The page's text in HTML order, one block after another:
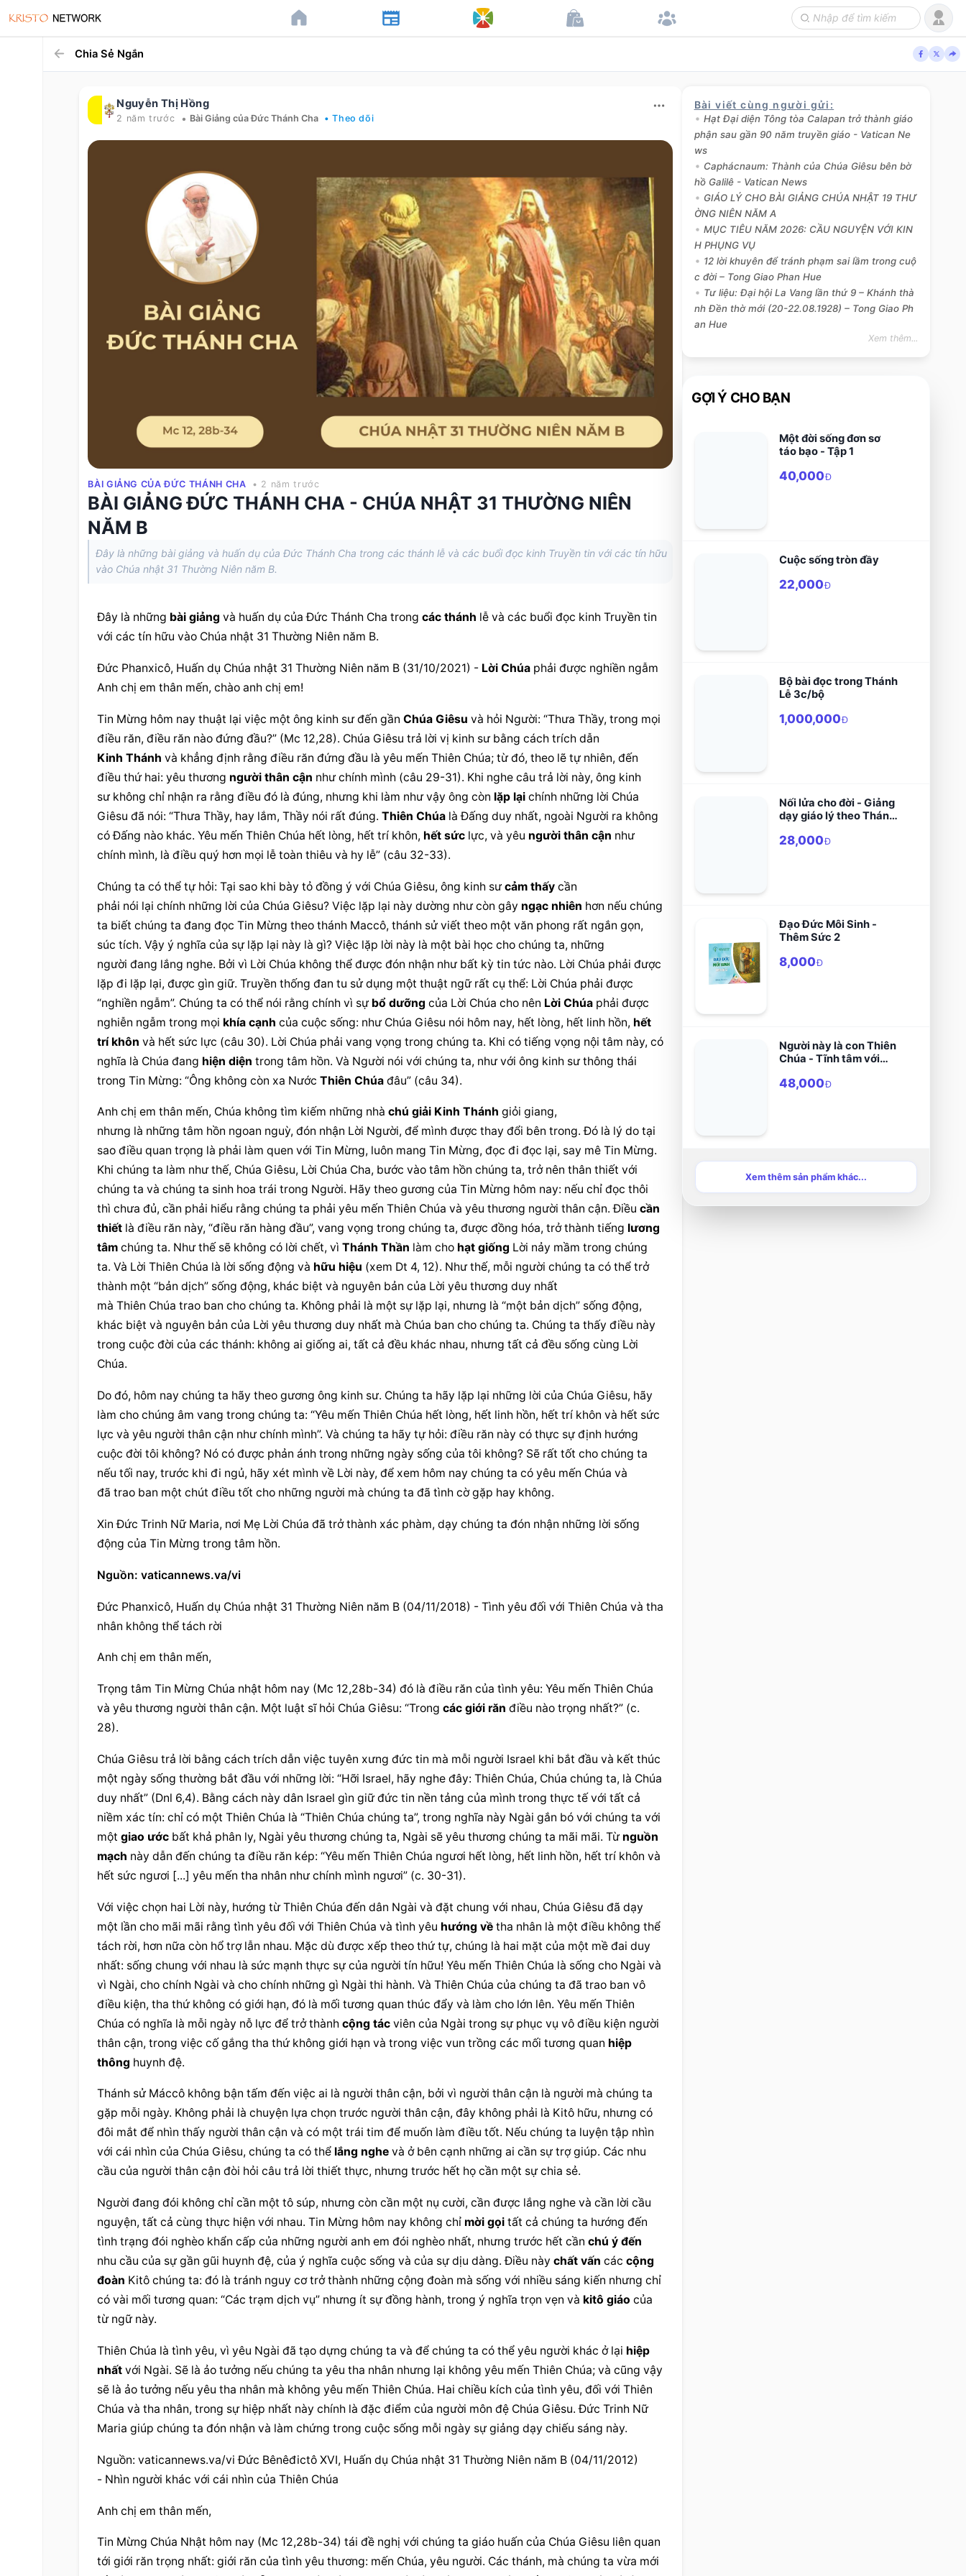
Chia Sẻ Ngắn
Nguyễn Thị Hồng
2 năm trước • Bài Giảng của Đức Thánh Cha • Theo dõi
BÀI GIẢNG CỦA ĐỨC THÁNH CHA • 2 năm trước
BÀI GIẢNG ĐỨC THÁNH CHA - CHÚA NHẬT 31 THƯỜNG NIÊN
NĂM B
Đây là những bài giảng và huấn dụ của Đức Thánh Cha trong các thánh lễ và các buổi đọc kinh Truyền tin với các tín hữu
vào Chúa nhật 31 Thường Niên năm B.
Đây là những bài giảng và huấn dụ của Đức Thánh Cha trong các thánh lễ và các buổi đọc kinh Truyền tin
với các tín hữu vào Chúa nhật 31 Thường Niên năm B.
Đức Phanxicô, Huấn dụ Chúa nhật 31 Thường Niên năm B (31/10/2021) - Lời Chúa phải được nghiền ngẫm
Anh chị em thân mến, chào anh chị em!
Tin Mừng hôm nay thuật lại việc một ông kinh sư đến gần Chúa Giêsu và hỏi Người: “Thưa Thầy, trong mọi
điều răn, điều răn nào đứng đầu?” (Mc 12,28). Chúa Giêsu
Kinh Thánh và khẳng định rằng điều răn đứng đầu là yêu mến Thiên Chúa; từ đó, theo lẽ tự nhiên, đến
điều thứ hai: yêu thương người thân cận như chính mình (câu 29-31). Khi nghe câu trả lời này, ông kinh
sư không chỉ nhận ra rằng điều đó là đúng, nhưng khi làm như vậy ông còn lặp lại chính những lời Chúa
Giêsu đã nói: “Thưa Thầy, hay lắm, Thầy nói rất đúng. Thiên Chúa là Đấng duy nhất, ngoài Người ra không
có Đấng nào khác. Yêu mến Thiên Chúa hết lòng, hết trí khôn, hết sức lực, và yêu người thân cận như
chính mình, là điều quý hơn mọi lễ toàn thiêu và hy lễ” (câu 32-33).
Chúng ta có thể tự hỏi: Tại sao khi bày tỏ đồng ý với Chúa Giêsu, ông kinh sư cảm thấy cần
phải nói lại chính những lời của Chúa Giêsu? Việc lặp lại này dường như còn gây ngạc nhiên hơn nếu chúng
ta biết chúng ta đang đọc Tin Mừng theo thánh Maccô, thánh sử viết theo một văn phong rất ngắn gọn,
súc tích. Vậy ý nghĩa của sự lặp lại này là gì? Việc lặp lời này là một bài học cho chúng ta, những
người đang lắng nghe. Bởi vì Lời Chúa không thể được đón nhận như bất kỳ tin tức nào. Lời Chúa phải được
lặp đi lặp lại, được gìn giữ. Truyền thống đan tu sử dụng một thuật ngữ rất cụ thể: Lời Chúa phải được
“nghiền ngẫm”. Chúng ta có thể nói rằng chính vì sự bổ dưỡng của Lời Chúa cho nên Lời Chúa phải được
nghiễn ngẫm trong mọi khía cạnh của cuộc sống: như Chúa Giêsu nói hôm nay, hết lòng, hết linh hồn, hết
trí khôn và hết sức lực (câu 30). Lời Chúa phải vang vọng trong chúng ta. Khi có tiếng vọng nội tâm này, có
nghĩa là Chúa đang hiện diện trong tâm hồn. Và Người nói với chúng ta, như với ông kinh sư thông thái
trong Tin Mừng: “Ông không còn xa Nước Thiên Chúa đâu” (câu 34).
Anh chị em thân mến, Chúa không tìm kiếm những nhà chú giải Kinh Thánh giỏi giang,
nhưng là những tâm hồn ngoan nguỳ, đón nhận Lời Người, để mình được thay đổi bên trong. Đó là lý do tại
sao điều quan trọng là phải làm quen với Tin Mừng, luôn mang Tin Mừng, đọc đi đọc lại, say mê Tin Mừng.
Khi chúng ta làm như thế, Chúa Giêsu, Lời Chúa Cha, bước vào tâm hồn chúng ta, trở nên thân thiết với
chúng ta và chúng ta sinh hoa trái trong Người. Hãy theo gương của Tin Mừng hôm nay: nếu chỉ đọc thôi
thì chưa đủ, cần phải hiểu rằng chúng ta phải yêu mến Thiên Chúa và yêu thương người thân cận. Điều cần
thiết là điều răn này, “điều răn hàng đầu”, vang vọng trong chúng ta, được đồng hóa, trở thành tiếng lương
tâm chúng ta. Như thế sẽ không có lời chết, vì Thánh Thần làm cho hạt giống Lời nảy mầm trong chúng
ta. Và Lời Thiên Chúa là lời sống động và hữu hiệu (xem Dt 4, 12). Như thế, mỗi người chúng ta có thể trở
thành một “bản dịch” sống động, khác biệt và nguyên bản của Lời yêu thương duy nhất
mà Thiên Chúa trao ban cho chúng ta. Không phải là một sự lặp lại, nhưng là “một bản dịch” sống động,
khác biệt và nguyên bản của Lời yêu thương duy nhất mà Chúa ban cho chúng ta. Chúng ta thấy điều này
trong cuộc đời của các thánh: không ai giống ai, tất cả đều khác nhau, nhưng tất cả đều sống cùng Lời
Chúa.
Do đó, hôm nay chúng ta hãy theo gương ông kinh sư. Chúng ta hãy lặp lại những lời của Chúa Giêsu, hãy
làm cho chúng âm vang trong chúng ta: “Yêu mến Thiên Chúa hết lòng, hết linh hồn, hết trí khôn và hết sức
lực và yêu người thân cận như chính mình”. Và chúng ta hãy tự hỏi: điều răn này có thực sự định hướng
cuộc đời tôi không? Nó có được phản ánh trong những ngày sống của tôi không? Sẽ rất tốt cho chúng ta
nếu tối nay, trước khi đi ngủ, hãy xét mình về Lời này, để xem hôm nay chúng ta có yêu mến Chúa và
đã trao ban một chút điều tốt cho những người mà chúng ta đã tình cờ gặp hay không.
Xin Đức Trinh Nữ Maria, nơi Mẹ Lời Chúa đã trở thành xác phàm, dạy chúng ta đón nhận những lời sống
động của Tin Mừng trong tâm hồn.
Nguồn: vaticannews.va/vi
Đức Phanxicô, Huấn dụ Chúa nhật 31 Thường Niên năm B (04/11/2018) - Tình yêu đối với Thiên Chúa và tha
nhân không thể tách rời
Anh chị em thân mến,
Trọng tâm Tin Mừng Chúa nhật hôm nay (Mc 12,28b-34) đó là điều răn của tình yêu: Yêu mến Thiên Chúa
và yêu thương người thân cận. Một luật sĩ hỏi Chúa Giêsu: “Trong các giới răn điều nào trọng nhất?” (c.
28).
Chúa Giêsu trả lời bằng cách trích dẫn việc tuyên xưng đức tin mà mỗi người Israel khi bắt đầu và kết thúc
một ngày sống thường bắt đầu với những lời: “Hỡi Israel, hãy nghe đây: Thiên Chúa, Chúa chúng ta, là Chúa
duy nhất” (Dnl 6,4). Bằng cách này dân Israel gìn giữ đức tin nền tảng của mình trong thực tế với tất cả
niềm xác tín: chỉ có một Thiên Chúa là “Thiên Chúa chúng ta”, trong nghĩa này Ngài gắn bó với chúng ta với
một giao ước bất khả phân ly, Ngài yêu thương chúng ta, Ngài sẽ yêu thương chúng ta mãi mãi. Từ nguồn
mạch này dẫn đến chúng ta điều răn kép: “Yêu mến Thiên Chúa ngươi hết lòng, hết linh hồn, hết trí khôn
hết sức ngươi [...] yêu mến tha nhân như chính mình ngươi” (c. 30-31).
Với việc chọn hai Lời này, hướng từ Thiên Chúa đến dân Ngài và đặt chung với nhau, Chúa Giêsu đã dạy
một lần cho mãi mãi rằng tình yêu đối với Thiên Chúa và tình yêu hướng về tha nhân là một điều không thể
tách rời, hơn nữa còn hổ trợ lẫn nhau. Mặc dù được xếp theo thứ tự, chúng là hai mặt của một mề đai duy
nhất: sống chung với nhau là sức mạnh thực sự của người tín hữu! Yêu mến Thiên Chúa là sống cho Ngài và
vì Ngài, cho chính Ngài và cho chính những gì Ngài thi hành. Và Thiên Chúa của chúng ta đã trao ban vô
điều kiện, tha thứ không có giới hạn, đó là mối tương quan thúc đẩy và làm cho lớn lên. Yêu mến Thiên
Chúa có nghĩa là mỗi ngày nỗ lực để trở thành cộng tác viên của Ngài trong sự phục vụ vô điều kiện người
thân cận, trong việc cố gắng tha thứ không giới hạn và trong việc vun trồng các mối tương quan hiệp
thông huynh đệ.
Thánh sử Máccô không bận tấm đến việc ai là người thân cận, bởi vì người thân cận là người mà chúng ta
gặp mỗi ngày. Không phải là chuyện lựa chọn trước người thân cận, đây không phải là Kitô hữu, nhưng có
đôi mắt để nhìn thấy người thân cận và có một trái tim để muốn làm điều tốt. Nếu chúng ta luyện tập nhìn
với cái nhìn của Chúa Giêsu, chúng ta có thể lắng nghe và ở bên cạnh những ai cần sự trợ giúp. Các nhu
cầu của người thân cận đòi hỏi câu trả lời thiết thực, nhưng trước hết họ cần một sự chia sẻ.
Người đang đói không chỉ cần một tô súp, nhưng còn cần một nụ cười, cần được lắng nghe và cần lời cầu
nguyện, tất cả cùng thực hiện với nhau. Tin Mừng hôm nay không chỉ mời gọi tất cả chúng ta hướng đến
tình trạng đói nghèo khẩn cấp của những người anh em đói nghèo nhất, nhưng trước hết cần chú ý đến
nhu cầu của sự gần gũi huynh đệ, của ý nghĩa cuộc sống và của sự dịu dàng. Điều này chất vấn các cộng
đoàn Kitô chúng ta: đó là tránh nguy cơ trở thành những cộng đoàn mà sống với nhiều sáng kiến nhưng chỉ
có vài mối tương quan: “Các trạm dịch vụ” nhưng ít sự đồng hành, trong ý nghĩa trọn vẹn và kitô giáo của
từ ngữ này.
Thiên Chúa là tình yêu, vì yêu Ngài đã tạo dựng chúng ta và để chúng ta có thể yêu người khác ở lại hiệp
nhất với Ngài. Sẽ là ảo tưởng nếu chúng ta yêu tha nhân nhưng lại không yêu mến Thiên Chúa; và cũng vậy
sẽ là ảo tưởng nếu yêu tha nhân mà không yêu mến Thiên Chúa. Hai chiều kích của tình yêu, đối với Thiên
Chúa và tha nhân, trong sự hiệp nhất này chính là đặc điểm của người môn đệ Chúa Giêsu. Đức Trinh Nữ
Maria giúp chúng ta đón nhận và làm chứng trong cuộc sống mỗi ngày sự giảng dạy chiếu sáng này.
Nguồn: vaticannews.va/vi Đức Bênêđictô XVI, Huấn dụ Chúa nhật 31 Thường Niên năm B (04/11/2012)
- Nhìn người khác với cái nhìn của Thiên Chúa
Anh chị em thân mến,
Tin Mừng Chúa Nhật hôm nay (Mc 12,28b-34) tái đề nghị với chúng ta giáo huấn của Chúa Giêsu liên quan
tới giới răn trọng nhất: giới răn của tình yêu thương: mến Chúa, yêu người. Các thánh, mà chúng ta vừa mới
Bài viết cùng người gửi :
Hạt Đại diện Tông tòa Calapan trở thành giáo
phận sau gần 90 năm truyền giáo - Vatican Ne
ws
Caphácnaum: Thành của Chúa Giêsu bên bờ
hồ Galilê - Vatican News
GIÁO LÝ CHO BÀI GIẢNG CHÚA NHẬT 19 THƯ
ỜNG NIÊN NĂM A
MỤC TIÊU NĂM 2026: CẦU NGUYỆN VỚI KIN
H PHỤNG VỤ
12 lời khuyên để tránh phạm sai lầm trong cuộ
c đời – Tong Giao Phan Hue
Tư liệu: Đại hội La Vang lần thứ 9 – Khánh thà
nh Đền thờ mới (20-22.08.1928) – Tong Giao Ph
an Hue
Xem thêm...
GỢI Ý CHO BẠN
Một đời sống đơn sơ
táo bạo - Tập 1
40,000Đ
Cuộc sống tròn đầy
22,000Đ
Bộ bài đọc trong Thánh
Lễ 3c/bộ
1,000,000Đ
Nối lửa cho đời - Giảng
dạy giáo lý theo Thánh
28,000Đ
Đạo Đức Môi Sinh -
Thêm Sức 2
8,000Đ
Người này là con Thiên
Chúa - Tĩnh tâm với
48,000Đ
Xem thêm sản phẩm khác...